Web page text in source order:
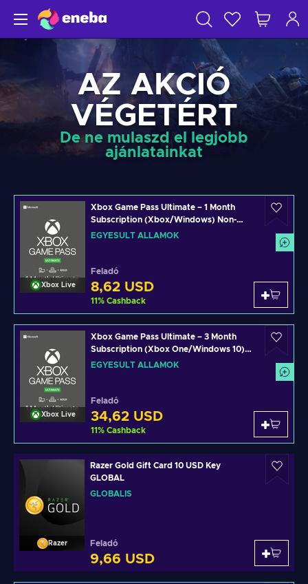
AZ AKCIÓ
VÉGETÉRT
De ne mulaszd el legjobb
ajánlatainkat
Xbox Live
Xbox Game Pass Ultimate – 1 Month
Subscription (Xbox/Windows) Non-
stackable Key UNITED STATES
EGYESÜLT ÁLLAMOK
Feladó
8,62 USD
11% Cashback
Xbox Live
Xbox Game Pass Ultimate – 3 Month
Subscription (Xbox One/Windows 10)
Xbox Live Key UNITED STATES
EGYESÜLT ÁLLAMOK
Feladó
34,62 USD
11% Cashback
Razer
Razer Gold Gift Card 10 USD Key
GLOBAL
GLOBÁLIS
Feladó
9,66 USD